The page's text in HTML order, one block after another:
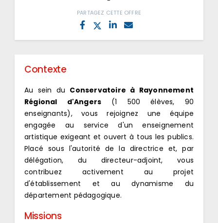
PARTAGEZ CETTE OFFRE
Contexte
Au sein du Conservatoire à Rayonnement
Régional d'Angers (1 500 élèves, 90
enseignants), vous rejoignez une équipe
engagée au service d'un enseignement
artistique exigeant et ouvert à tous les publics.
Placé sous l'autorité de la directrice et, par
délégation, du directeur-adjoint, vous
contribuez activement au projet
d'établissement et au dynamisme du
département pédagogique.
Missions